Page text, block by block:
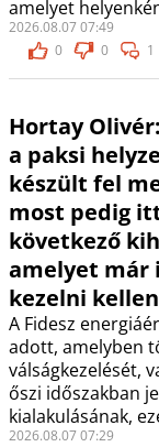
amelyet
2026.08.07 07:49
0
0 1
Hortay
a paksi
készült fel
most pedig
következő
amelyet már
kezelni
A Fidesz
adott, amelyben
válságkezelését,
őszi időszakban
kialakulásának,
2026.08.07 07:29